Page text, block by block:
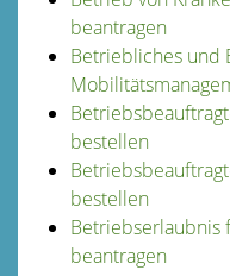
beantragen
Betriebliches und
bestellen
bestellen
Betriebserlaubnis
beantragen